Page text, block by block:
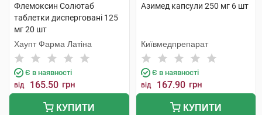
Флемоксин Солютаб
таблетки дисперговані 125
мг 20 шт
Хаупт Фарма Латіна
Є в наявності
від 165.50 грн
КУПИТИ
Азимед капсули 250 мг 6 шт
Київмедпрепарат
Є в наявності
від 167.90 грн
КУПИТИ